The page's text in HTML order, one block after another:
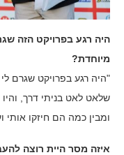
היה רגע בפרויקט הזה
מיוחדת?
"היה רגע בפרויקט שגרם
שלאט לאט בניתי דרך,
ומבין כמה הם חיזקו אותי
איזה מסר היית רוצה